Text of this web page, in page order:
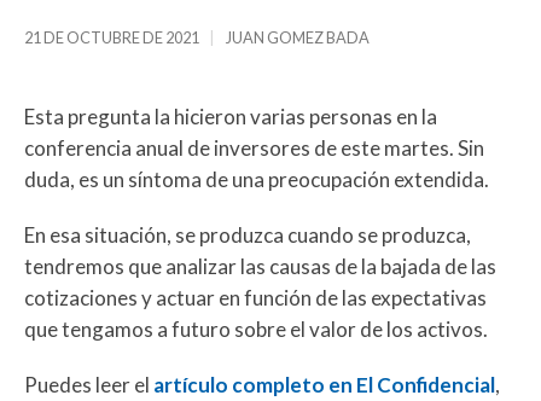
21 DE OCTUBRE DE 2021 JUAN GOMEZ BADA
Esta pregunta la hicieron varias personas en la
conferencia anual de inversores de este martes. Sin
duda, es un síntoma de una preocupación extendida.
En esa situación, se produzca cuando se produzca,
tendremos que analizar las causas de la bajada de las
cotizaciones y actuar en función de las expectativas
que tengamos a futuro sobre el valor de los activos.
Puedes leer el artículo completo en El Confidencial,